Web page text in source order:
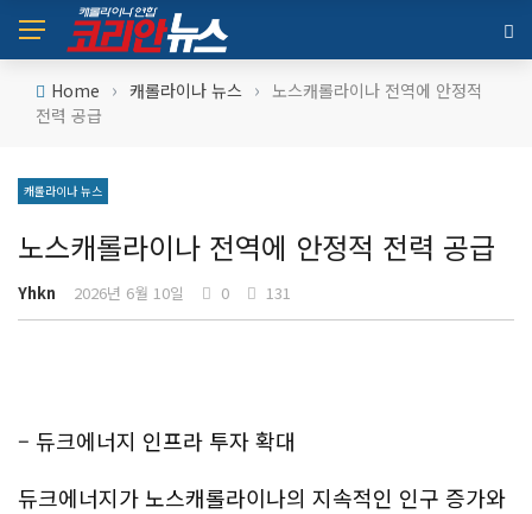
Home › 캐롤라이나 뉴스 › 노스캐롤라이나 전역에 안정적
전력 공급
캐롤라이나 뉴스
노스캐롤라이나 전역에 안정적 전력 공급
Yhkn 2026년 6월 10일 0 131
– 듀크에너지 인프라 투자 확대
듀크에너지가 노스캐롤라이나의 지속적인 인구 증가와